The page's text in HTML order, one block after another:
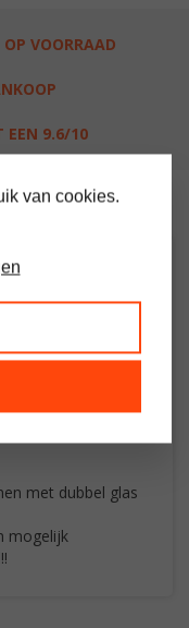
VOORRAAD
EEN 9.6/10
met dubbel glas
mogelijk
van cookies.